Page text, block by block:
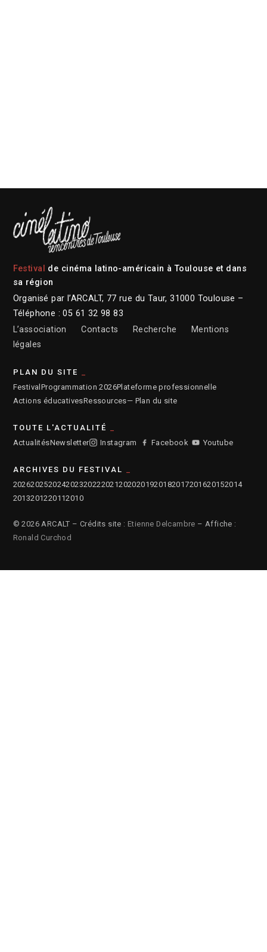
Festival
de cinéma latino-américain à Toulouse et dans
sa région
Organisé par l’ARCALT, 77 rue du Taur, 31000 Toulouse –
Téléphone : 05 61 32 98 83
L’association
Contacts Recherche
Mentions
légales
PLAN DU SITE
Festival Programmation 2026Plateforme professionnelle
Actions éducativesRessources— Plan du site
TOUTE L'ACTUALITÉ
ActualitésNewsletter Instagram Facebook Youtube
ARCHIVES DU FESTIVAL
2026202520242023202220212020201920182017201620152014
2013201220112010
© 2026 ARCALT – Crédits site : Etienne Delcambre – Affiche :
Ronald Curchod